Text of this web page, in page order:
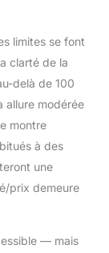
FM,
et
les
limites se font
clarté de la
delà de 100
allure modérée
montre
à des
une
prix demeure
— mais